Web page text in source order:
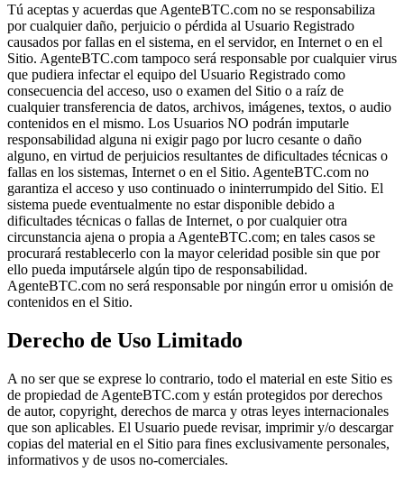
Tú aceptas y acuerdas que AgenteBTC.com no se responsabiliza
por cualquier daño, perjuicio o pérdida al Usuario Registrado
causados por fallas en el sistema, en el servidor, en Internet o en el
Sitio. AgenteBTC.com tampoco será responsable por cualquier virus
que pudiera infectar el equipo del Usuario Registrado como
consecuencia del acceso, uso o examen del Sitio o a raíz de
cualquier transferencia de datos, archivos, imágenes, textos, o audio
contenidos en el mismo. Los Usuarios NO podrán imputarle
responsabilidad alguna ni exigir pago por lucro cesante o daño
alguno, en virtud de perjuicios resultantes de dificultades técnicas o
fallas en los sistemas, Internet o en el Sitio. AgenteBTC.com no
garantiza el acceso y uso continuado o ininterrumpido del Sitio. El
sistema puede eventualmente no estar disponible debido a
dificultades técnicas o fallas de Internet, o por cualquier otra
circunstancia ajena o propia a AgenteBTC.com; en tales casos se
procurará restablecerlo con la mayor celeridad posible sin que por
ello pueda imputársele algún tipo de responsabilidad.
AgenteBTC.com no será responsable por ningún error u omisión de
contenidos en el Sitio.
Derecho de Uso Limitado
A no ser que se exprese lo contrario, todo el material en este Sitio es
de propiedad de AgenteBTC.com y están protegidos por derechos
de autor, copyright, derechos de marca y otras leyes internacionales
que son aplicables. El Usuario puede revisar, imprimir y/o descargar
copias del material en el Sitio para fines exclusivamente personales,
informativos y de usos no-comerciales.